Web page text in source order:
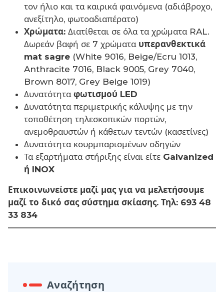
τον ήλιο και τα καιρικά φαινόμενα (αδιάβροχο,
ανεξίτηλο, φωτοαδιαπέρατο)
Χρώματα: Διατίθεται σε όλα τα χρώματα RAL.
Δωρεάν βαφή σε 7 χρώματα υπερανθεκτικά
mat sagre (White 9016, Beige/Ecru 1013,
Anthracite 7016, Black 9005, Grey 7040,
Brown 8017, Grey Beige 1019)
Δυνατότητα φωτισμού LED
Δυνατότητα περιμετρικής κάλυψης με την
τοποθέτηση τηλεσκοπικών πορτών,
ανεμοθραυστών ή κάθετων τεντών (κασετίνες)
Δυνατότητα κουρμπαρισμένων οδηγών
Τα εξαρτήματα στήριξης είναι είτε Galvanized
ή INOX
Επικοινωνείστε μαζί μας για να μελετήσουμε
μαζί το δικό σας σύστημα σκίασης. Τηλ: 693 48
33 834
Αναζήτηση